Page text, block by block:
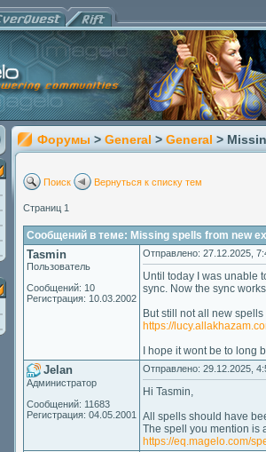
Форумы > General > General >
Поиск Вернуться к списку тем
Страниц 1
Сообщений в теме: Missing spells from new
Tasmin
Пользователь
Сообщений: 10
Регистрация: 10.03.2002
Отправлено: 27.12.2025,
Until today I was unable
sync. Now the sync
But still not all new
https://
I hope it wont be to long
Jelan
Администратор
Сообщений: 11683
Регистрация: 04.05.2001
Отправлено: 29.12.2025,
Hi Tasmin,
All spells should have
The spell you mention is
https://eq.magelo.com/